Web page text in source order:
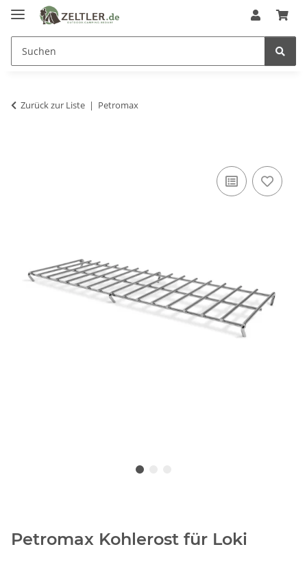
Zurück zur Liste Petromax
Petromax Kohlerost für Loki